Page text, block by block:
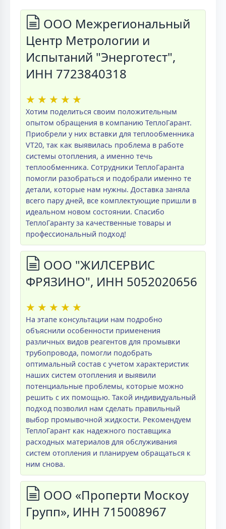
ООО Межрегиональный
Центр Метрологии и
Испытаний "Энерготест",
ИНН 7723840318
★ ★ ★ ★ ★
Хотим поделиться своим положительным
опытом обращения в компанию ТеплоГарант.
Приобрели у них вставки для теплообменника
VT20, так как выявилась проблема в работе
системы отопления, а именно течь
теплообменника. Сотрудники ТеплоГаранта
помогли разобраться и подобрали именно те
детали, которые нам нужны. Доставка заняла
всего пару дней, все комплектующие пришли в
идеальном новом состоянии. Спасибо
ТеплоГаранту за качественные товары и
профессиональный подход!
ООО "ЖИЛСЕРВИС
ФРЯЗИНО", ИНН 5052020656
★ ★ ★ ★ ★
На этапе консультации нам подробно
объяснили особенности применения
различных видов реагентов для промывки
трубопровода, помогли подобрать
оптимальный состав с учетом характеристик
наших систем отопления и выявили
потенциальные проблемы, которые можно
решить с их помощью. Такой индивидуальный
подход позволил нам сделать правильный
выбор промывочной жидкости. Рекомендуем
ТеплоГарант как надежного поставщика
расходных материалов для обслуживания
систем отопления и планируем обращаться к
ним снова.
ООО «Проперти Москоу
Групп», ИНН 715008967